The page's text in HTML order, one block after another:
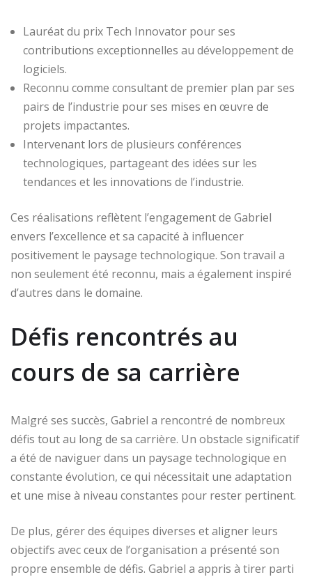
Lauréat du prix Tech Innovator pour ses
contributions exceptionnelles au développement de
logiciels.
Reconnu comme consultant de premier plan par ses
pairs de l’industrie pour ses mises en œuvre de
projets impactantes.
Intervenant lors de plusieurs conférences
technologiques, partageant des idées sur les
tendances et les innovations de l’industrie.
Ces réalisations reflètent l’engagement de Gabriel
envers l’excellence et sa capacité à influencer
positivement le paysage technologique. Son travail a
non seulement été reconnu, mais a également inspiré
d’autres dans le domaine.
Défis rencontrés au
cours de sa carrière
Malgré ses succès, Gabriel a rencontré de nombreux
défis tout au long de sa carrière. Un obstacle significatif
a été de naviguer dans un paysage technologique en
constante évolution, ce qui nécessitait une adaptation
et une mise à niveau constantes pour rester pertinent.
De plus, gérer des équipes diverses et aligner leurs
objectifs avec ceux de l’organisation a présenté son
propre ensemble de défis. Gabriel a appris à tirer parti